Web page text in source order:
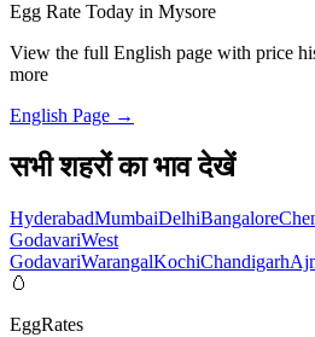
Egg Rate Today in Mysore
View the full English page with price
more
English Page →
सभी शहरों का भाव देखें
HyderabadMumbaiDelhiBangalore
GodavariWest
GodavariWarangalKochiChandigarh
🥚
EggRates